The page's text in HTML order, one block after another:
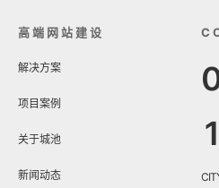
高端网站建设
解决方案
项目案例
关于城池
新闻动态